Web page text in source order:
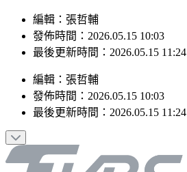
編輯：張哲輔
發佈時間：2026.05.15 10:03
最後更新時間：2026.05.15 11:24
編輯 ： 張哲輔
發佈時間： 2026.05.15 10:03
最後更新時間： 2026.05.15 11:24